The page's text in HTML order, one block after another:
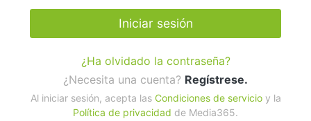
Iniciar sesión
¿Ha olvidado la contraseña?
¿Necesita una cuenta? Regístrese.
Al iniciar sesión, acepta las Condiciones de servicioy la
Política de privacidad de Media365.